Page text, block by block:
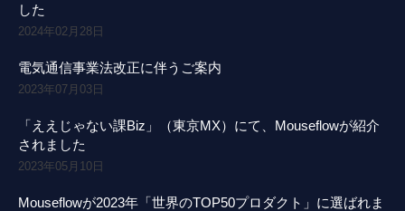
した
2024年02月28日
電気通信事業法改正に伴うご案内
2023年07月03日
「ええじゃない課Biz」（東京MX）にて、Mouseflowが紹介
されました
2023年05月10日
Mouseflowが2023年「世界のTOP50プロダクト」に選ばれま